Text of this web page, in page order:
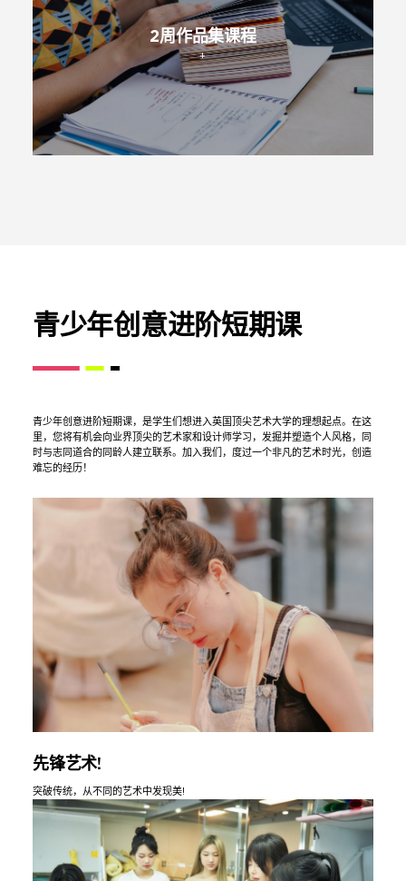
2周作品集课程
+
青少年创意进阶短期课
青少年创意进阶短期课，是学生们想进入英国顶尖艺术大学的理想起点。在这
里，您将有机会向业界顶尖的艺术家和设计师学习，发掘并塑造个人风格，同
时与志同道合的同龄人建立联系。加入我们，度过一个非凡的艺术时光，创造
难忘的经历！
先锋艺术!
突破传统，从不同的艺术中发现美!